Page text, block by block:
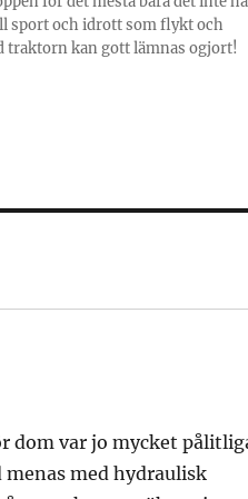
sport och idrott som flykt och
traktorn kan gott lämnas ogjort!
dom var jo mycket
med hydraulisk